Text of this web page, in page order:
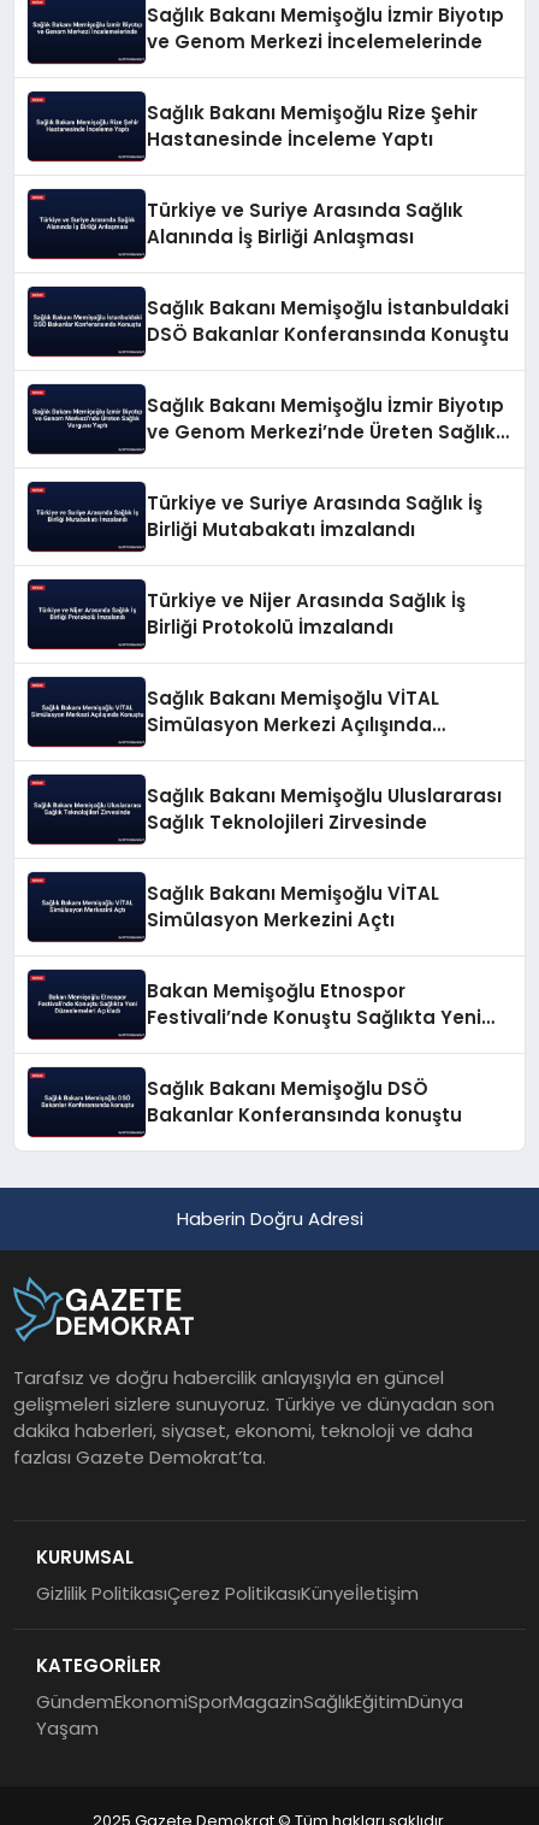
Sağlık Bakanı Memişoğlu İzmir Biyotıp
ve Genom Merkezi İncelemelerinde
Sağlık Bakanı Memişoğlu Rize Şehir
Hastanesinde İnceleme Yaptı
Türkiye ve Suriye Arasında Sağlık
Alanında İş Birliği Anlaşması
Sağlık Bakanı Memişoğlu İstanbuldaki
DSÖ Bakanlar Konferansında Konuştu
Sağlık Bakanı Memişoğlu İzmir Biyotıp
ve Genom Merkezi’nde Üreten Sağlık
Türkiye ve Suriye Arasında Sağlık İş
Birliği Mutabakatı İmzalandı
Türkiye ve Nijer Arasında Sağlık İş
Birliği Protokolü İmzalandı
Sağlık Bakanı Memişoğlu VİTAL
Simülasyon Merkezi Açılışında
Sağlık Bakanı Memişoğlu Uluslararası
Sağlık Teknolojileri Zirvesinde
Sağlık Bakanı Memişoğlu VİTAL
Simülasyon Merkezini Açtı
Bakan Memişoğlu Etnospor
Festivali’nde Konuştu Sağlıkta Yeni
Sağlık Bakanı Memişoğlu DSÖ
Bakanlar Konferansında konuştu
Haberin Doğru Adresi
Tarafsız ve doğru habercilik anlayışıyla en güncel
gelişmeleri sizlere sunuyoruz. Türkiye ve dünyadan son
dakika haberleri, siyaset, ekonomi, teknoloji ve daha
fazlası Gazete Demokrat’ta.
KURUMSAL
Gizlilik PolitikasıÇerez PolitikasıKünyeİletişim
KATEGORİLER
GündemEkonomiSporMagazinSağlıkEğitimDünya
Yaşam